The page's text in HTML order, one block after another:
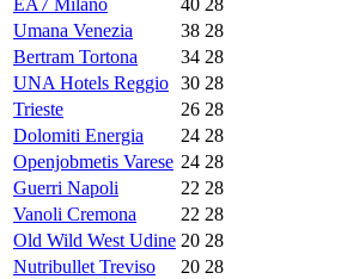
EA7 Milano 40 28
Umana Venezia
38 28
Bertram Tortona
34 28
UNA Hotels Reggio 30 28
Trieste
26 28
Dolomiti Energia
24 28
Openjobmetis Varese 24 28
Guerri Napoli
22 28
Vanoli Cremona
22 28
Old Wild West Udine 20 28
Nutribullet Treviso
20 28